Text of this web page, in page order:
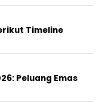
Timeline
Peluang Emas